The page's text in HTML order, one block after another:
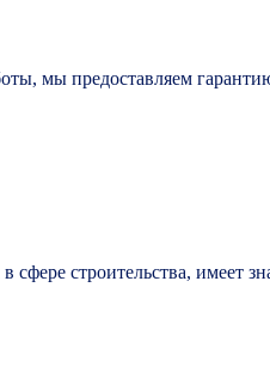
мы предоставляем
сфере строительства, имеет